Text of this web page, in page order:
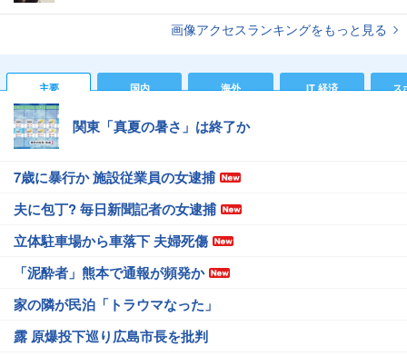
画像アクセスランキングをもっと見る
主要 国内 海外 IT 経済 ス
関東「真夏の暑さ」は終了か
7歳に暴行か 施設従業員の女逮捕
夫に包丁? 毎日新聞記者の女逮捕
立体駐車場から車落下 夫婦死傷
「泥酔者」熊本で通報が頻発か
家の隣が民泊「トラウマなった」
露 原爆投下巡り広島市長を批判